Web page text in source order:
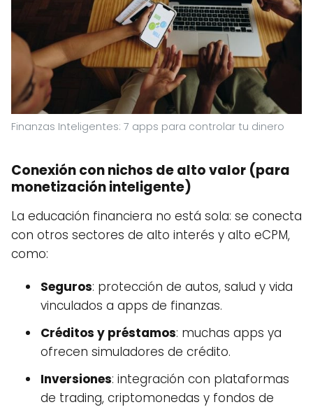
Finanzas Inteligentes: 7 apps para controlar tu dinero
Conexión con nichos de alto valor (para
monetización inteligente)
La educación financiera no está sola: se conecta
con otros sectores de alto interés y alto eCPM,
como:
Seguros: protección de autos, salud y vida
vinculados a apps de finanzas.
Créditos y préstamos: muchas apps ya
ofrecen simuladores de crédito.
Inversiones: integración con plataformas
de trading, criptomonedas y fondos de